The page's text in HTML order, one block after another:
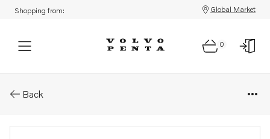
Shopping from: Global Market
0
Back